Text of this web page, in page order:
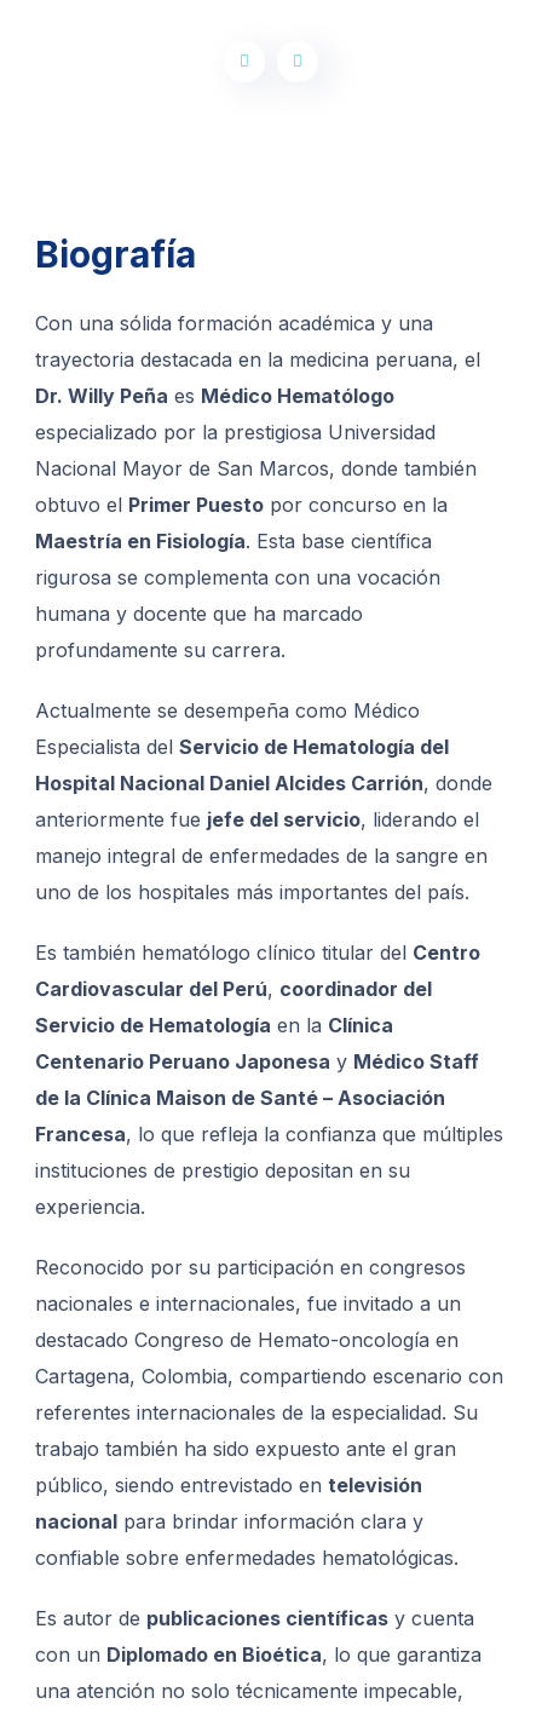
Biografía
Con una sólida formación académica y una
trayectoria destacada en la medicina peruana, el
Dr. Willy Peña es Médico Hematólogo
especializado por la prestigiosa Universidad
Nacional Mayor de San Marcos, donde también
obtuvo el Primer Puesto por concurso en la
Maestría en Fisiología. Esta base científica
rigurosa se complementa con una vocación
humana y docente que ha marcado
profundamente su carrera.
Actualmente se desempeña como Médico
Especialista delServicio de Hematología del
Hospital Nacional Daniel Alcides Carrión, donde
anteriormente fue jefe del servicio, liderando el
manejo integral de enfermedades de la sangre en
uno de los hospitales más importantes del país.
Es también hematólogo clínico titular del Centro
Cardiovascular del Perú, coordinador del
Servicio de Hematología en la Clínica
Centenario Peruano Japonesa y Médico Staff
de la Clínica Maison de Santé – Asociación
Francesa, lo que refleja la confianza que múltiples
instituciones de prestigio depositan en su
experiencia.
Reconocido por su participación en congresos
nacionales e internacionales, fue invitado a un
destacado Congreso de Hemato-oncología en
Cartagena, Colombia, compartiendo escenario con
referentes internacionales de la especialidad. Su
trabajo también ha sido expuesto ante el gran
público, siendo entrevistado entelevisión
nacional para brindar información clara y
confiable sobre enfermedades hematológicas.
Es autor de publicaciones científicas y cuenta
con un Diplomado en Bioética, lo que garantiza
una atención no solo técnicamente impecable,